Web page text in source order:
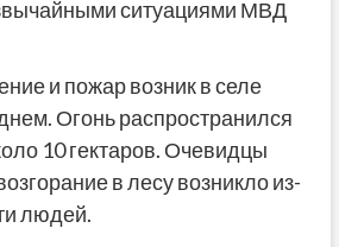
ситуациями МВД
и пожар возник в селе
Огонь распространился
10 гектаров. Очевидцы
в лесу возникло из-
людей.